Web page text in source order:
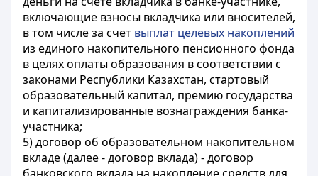
включающие взносы вкладчика или вносителей,
в том числе за счет выплат целевых накоплений
из единого накопительного пенсионного фонда
в целях оплаты образования в соответствии с
законами Республики Казахстан, стартовый
образовательный капитал, премию государства
и капитализированные вознаграждения банка-
участника;
5) договор об образовательном накопительном
вкладе (далее - договор вклада) - договор